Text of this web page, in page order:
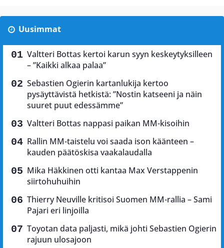
Uusimmat
Valtteri Bottas kertoi karun syyn keskeytyksilleen
– ”Kaikki alkaa palaa”
Sebastien Ogierin kartanlukija kertoo
pysäyttävistä hetkistä: ”Nostin katseeni ja näin
suuret puut edessämme”
Valtteri Bottas nappasi paikan MM-kisoihin
Rallin MM-taistelu voi saada ison käänteen –
kauden päätöskisa vaakalaudalla
Mika Häkkinen otti kantaa Max Verstappenin
siirtohuhuihin
Thierry Neuville kritisoi Suomen MM-rallia – Sami
Pajari eri linjoilla
Toyotan data paljasti, mikä johti Sebastien Ogierin
rajuun ulosajoon